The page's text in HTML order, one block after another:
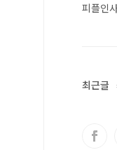
피플인
최근글